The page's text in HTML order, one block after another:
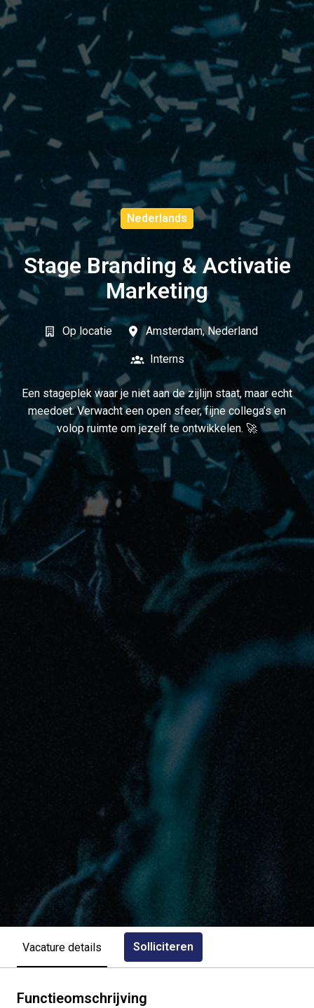
Nederlands
Stage Branding & Activatie
Marketing
Op locatie Amsterdam, Nederland
Interns
Een stageplek waar je niet aan de zijlijn staat, maar echt
meedoet. Verwacht een open sfeer, fijne collega’s en
volop ruimte om jezelf te ontwikkelen. 🚀
Vacature details Solliciteren
Functieomschrijving